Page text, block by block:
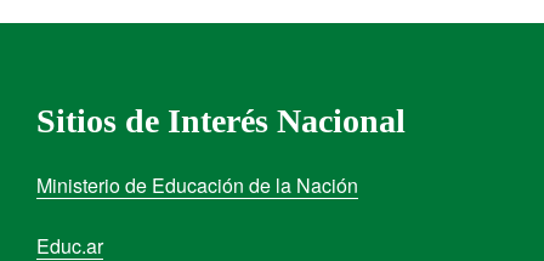
Sitios de Interés Nacional
Ministerio de Educación de la Nación
Educ.ar